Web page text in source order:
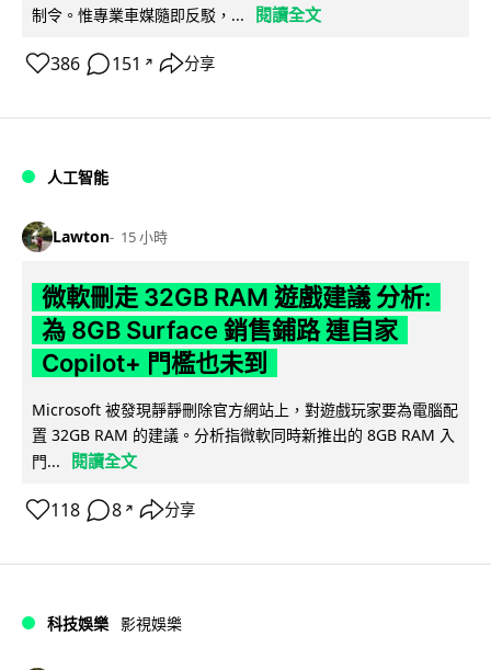
制令。惟專業車媒隨即反駁，...
閱讀全文
386 151 ↗ 分享
人工智能
Lawton 15 小時
微軟刪走 32GB RAM 遊戲建議 分析:
為 8GB Surface 銷售鋪路 連自家
Copilot+ 門檻也未到
Microsoft 被發現靜靜刪除官方網站上，對遊戲玩家要為電腦配
置 32GB RAM 的建議。分析指微軟同時新推出的 8GB RAM 入
門...
閱讀全文
118 8 ↗ 分享
科技娛樂 影視娛樂